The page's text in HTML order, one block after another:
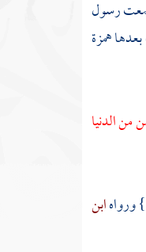
رسول
همزة
من الدنيا
} ورواهابن